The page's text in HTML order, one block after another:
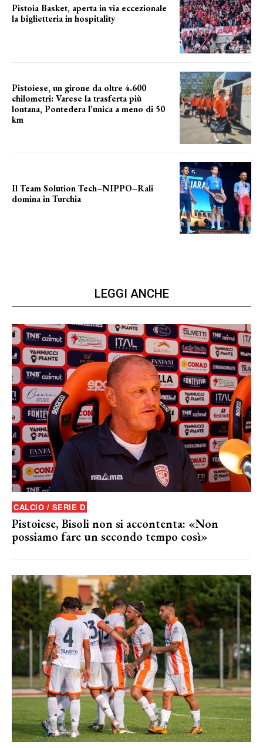
Pistoia Basket, aperta in via eccezionale
la biglietteria in hospitality
Pistoiese, un girone da oltre 4.600
chilometri: Varese la trasferta più
lontana, Pontedera l’unica a meno di 50
km
Il Team Solution Tech–NIPPO–Rali
domina in Turchia
LEGGI ANCHE
CALCIO / SERIE D
Pistoiese, Bisoli non si accontenta: «Non
possiamo fare un secondo tempo così»